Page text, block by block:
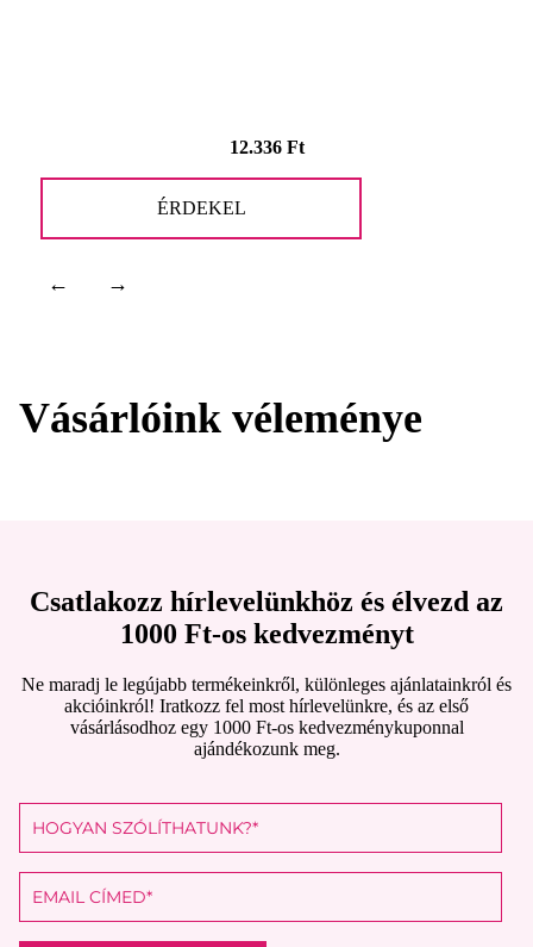
12.336 Ft
ÉRDEKEL
← →
Vásárlóink véleménye
Csatlakozz hírlevelünkhöz és élvezd az
1000 Ft-os kedvezményt
Ne maradj le legújabb termékeinkről, különleges ajánlatainkról és
akcióinkról! Iratkozz fel most hírlevelünkre, és az első
vásárlásodhoz egy 1000 Ft-os kedvezménykuponnal
ajándékozunk meg.